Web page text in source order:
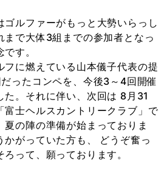
ゴルファーがもっと大勢いらっし
まで大体3組までの参加者となっ
す。
フに燃えている山本儀子代表の提
ったコンペを、今後3～4回開催
た。それに伴い、次回は 8月31
富士ヘルスカントリークラブ」で
の陣の準備が始まっておりま
かがっていた方も、 どうぞ奮っ
って、願っております。